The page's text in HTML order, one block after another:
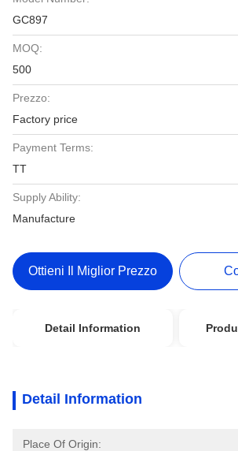
GC897
MOQ:
500
Prezzo:
Factory price
Payment Terms:
TT
Supply Ability:
Manufacture
Ottieni Il Miglior Prezzo
Detail Information
Detail Information
Place Of Origin: